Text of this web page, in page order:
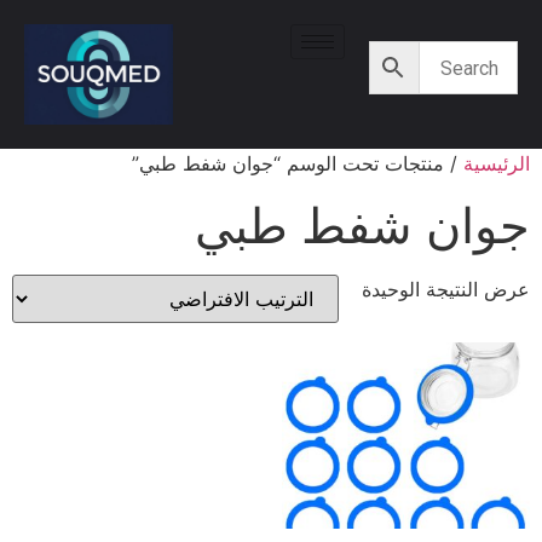
الرئيسية/ منتجات تحت الوسم “جوان شفط طبي”
جوان شفط طبي
عرض النتيجة الوحيدة